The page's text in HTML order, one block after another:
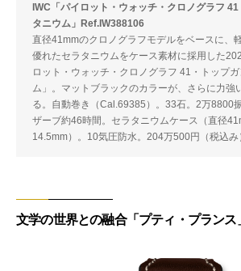
IWC「パイロット・ウォッチ・クロノグラフ
タニウム」Ref.IW388106
直径41mmのクロノグラフモデルをベースに、
優れたセラタニウムをケース素材に採用した
ロット・ウォッチ・クロノグラフ 41・トップ
ム」。マットブラックのカラーが、さらに力強
る。自動巻き（Cal.69385）。33石。2万8800
ザーブ約46時間。セラタニウムケース（直径
14.5mm）。10気圧防水。204万500円（税込み
文学の世界との融合「プティ・プランス